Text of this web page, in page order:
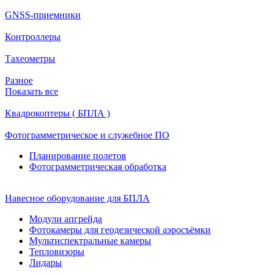
GNSS-приемники
Контроллеры
Тахеометры
Разное
Показать все
Квадрокоптеры ( БПЛА )
Фотограмметрическое и служебное ПО
Планирование полетов
Фотограмметрическая обработка
Навесное оборудование для БПЛА
Модули апгрейда
Фотокамеры для геодезической аэросъёмки
Мультиспектральные камеры
Тепловизоры
Лидары